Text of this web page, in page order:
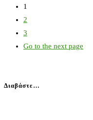
1
2
3
Go to the next page
Διαβάστε…